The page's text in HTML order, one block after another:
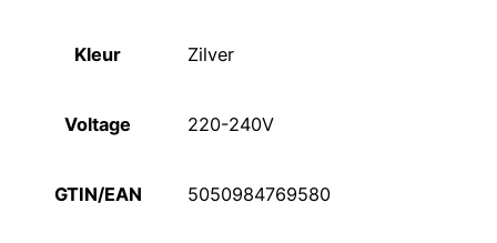
Kleur Zilver
Voltage 220-240V
GTIN/EAN 5050984769580